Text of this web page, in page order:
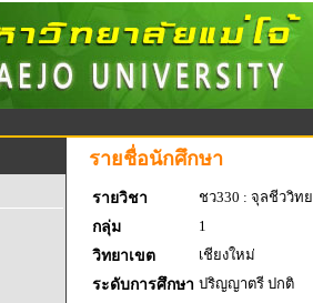
รายชื่อนักศึกษา
รายวิชา
ชว330 : จุลชีววิท
กลุ่ม
1
วิทยาเขต
เชียงใหม่
ระดับการศึกษา ปริญญาตรี ปกติ